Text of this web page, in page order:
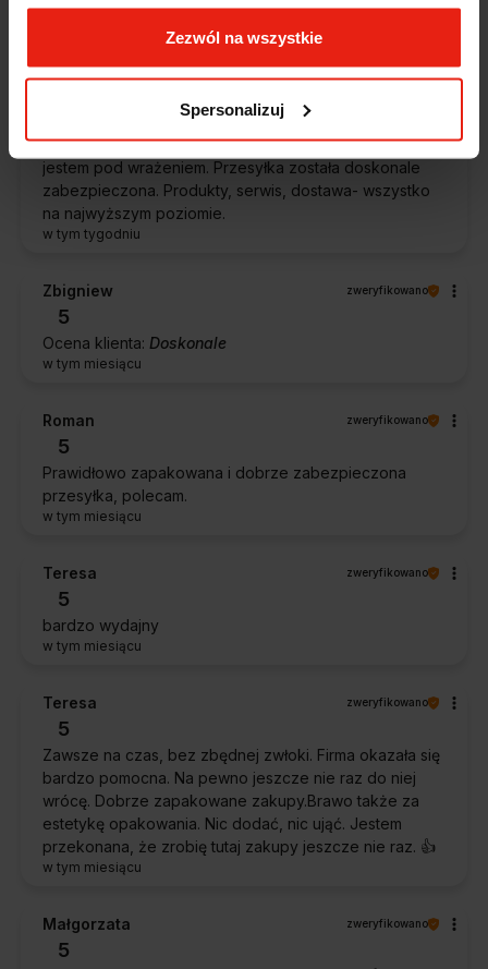
Zezwól na wszystkie
Spersonalizuj
w tym tygodniu
Stefan zweryfikowano
Przesympatyczna obsługa. Zachęcam każdego do
zakupów w tym sklepie. Precyzyjny czas dostawy,
jestem pod wrażeniem. Przesyłka została doskonale
zabezpieczona. Produkty, serwis, dostawa- wszystko
na najwyższym poziomie.
w tym tygodniu
Zbigniew zweryfikowano
5
Ocena klienta: Doskonale
w tym miesiącu
Roman zweryfikowano
5
Prawidłowo zapakowana i dobrze zabezpieczona
przesyłka, polecam.
w tym miesiącu
Teresa zweryfikowano
5
bardzo wydajny
w tym miesiącu
Teresa zweryfikowano
5
Zawsze na czas, bez zbędnej zwłoki. Firma okazała się
bardzo pomocna. Na pewno jeszcze nie raz do niej
wrócę. Dobrze zapakowane zakupy.Brawo także za
estetykę opakowania. Nic dodać, nic ująć. Jestem
przekonana, że zrobię tutaj zakupy jeszcze nie raz. 👍️
w tym miesiącu
Małgorzata zweryfikowano
5